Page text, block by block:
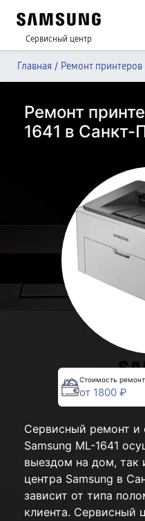
Сервисный центр
Главная / Ремонт принтеров
Ремонт
1641 в Санкт-
Стоимость
от 1800 ₽
Сервисный ремонт и
Samsung ML-1641
выездом на дом, так
центра Samsung в
зависит от типа
клиента. Сервисный